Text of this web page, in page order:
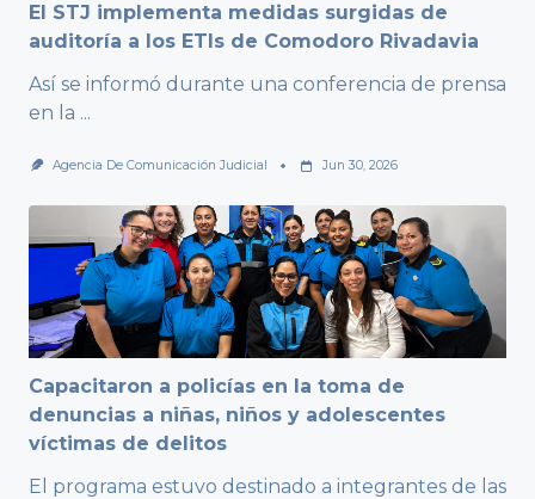
El STJ implementa medidas surgidas de
auditoría a los ETIs de Comodoro Rivadavia
Así se informó durante una conferencia de prensa
en la ...
Agencia De Comunicación Judicial Jun 30, 2026
Capacitaron a policías en la toma de
denuncias a niñas, niños y adolescentes
víctimas de delitos
El programa estuvo destinado a integrantes de las